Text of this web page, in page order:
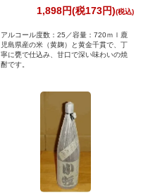
1,898円(税173円)
アルコール度数：25／容量：720ｍｌ鹿
児島県産の米（黄麹）と黄金千貫で、丁
寧に甕で仕込み、甘口で深い味わいの焼
酎です。